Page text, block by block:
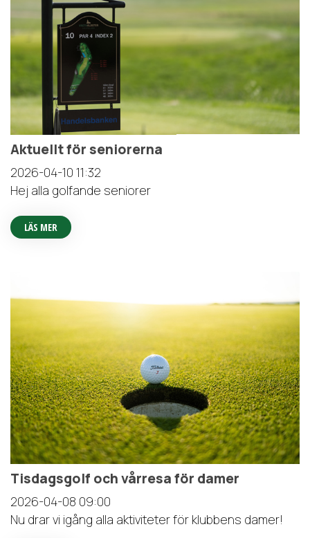
Aktuellt för seniorerna
2026-04-10 11:32
Hej alla golfande seniorer
LÄS MER
Tisdagsgolf och vårresa för damer
2026-04-08 09:00
Nu drar vi igång alla aktiviteter för klubbens damer!